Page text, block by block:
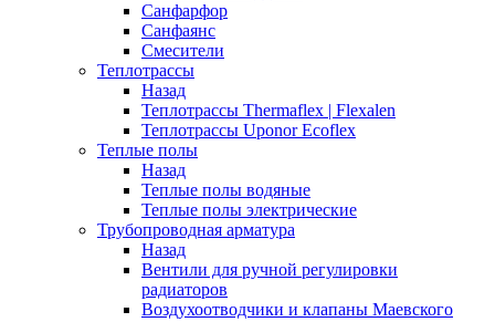
Санфарфор
Санфаянс
Смесители
Теплотрассы
Назад
Теплотрассы Thermaflex | Flexalen
Теплотрассы Uponor Ecoflex
Теплые полы
Назад
Теплые полы водяные
Теплые полы электрические
Трубопроводная арматура
Назад
Вентили для ручной регулировки
радиаторов
Воздухоотводчики и клапаны Маевского